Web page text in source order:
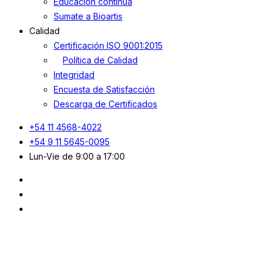
Sumate a Bioartis
Calidad
Certificación ISO 9001:2015
Política de Calidad
Integridad
Encuesta de Satisfacción
Descarga de Certificados
+54 11 4568-4022
+54 9 11 5645-0095
Lun-Vie de 9:00 a 17:00